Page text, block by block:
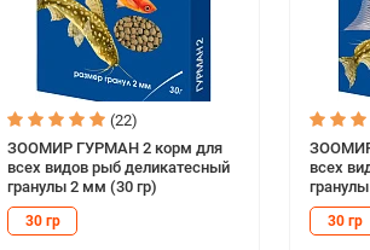
(22)
ЗООМИР ГУРМАН 2 корм для
всех видов рыб деликатесный
гранулы 2 мм (30 гр)
30 гр
всех
30 гр